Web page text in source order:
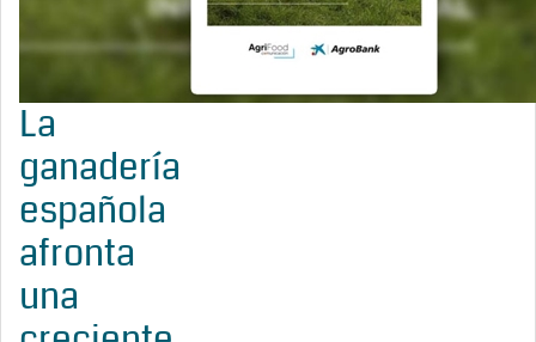
La
ganadería
española
afronta
una